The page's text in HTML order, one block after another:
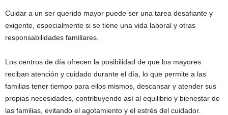
Cuidar a un ser querido mayor puede ser una tarea desafiante y
exigente, especialmente si se tiene una vida laboral y otras
responsabilidades familiares.
Los centros de día ofrecen la posibilidad de que los mayores
reciban atención y cuidado durante el día, lo que permite a las
familias tener tiempo para ellos mismos, descansar y atender sus
propias necesidades, contribuyendo así al equilibrio y bienestar de
las familias, evitando el agotamiento y el estrés del cuidador.